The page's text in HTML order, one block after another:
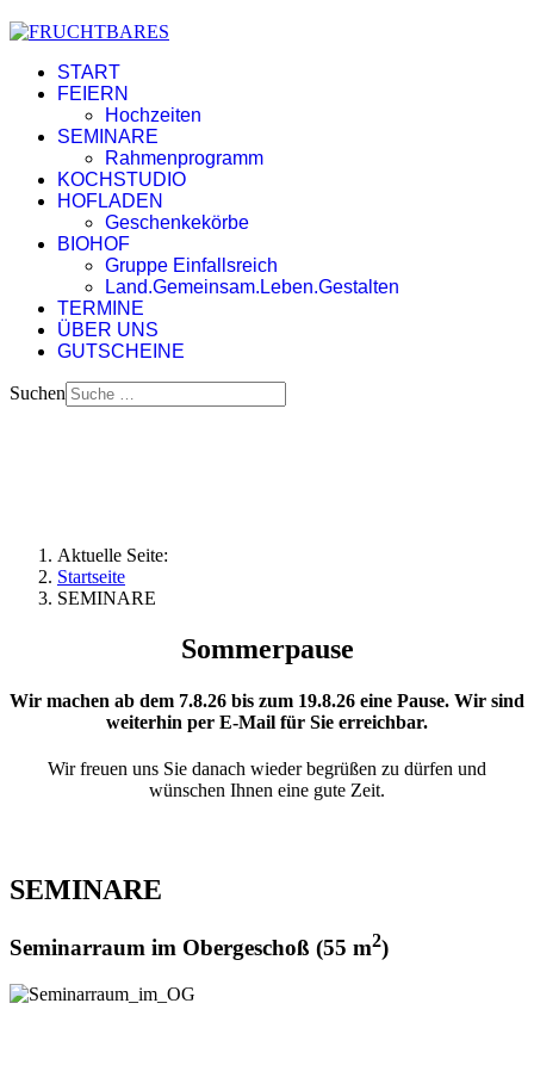
START
FEIERN
Hochzeiten
SEMINARE
Rahmenprogramm
KOCHSTUDIO
HOFLADEN
Geschenkekörbe
BIOHOF
Gruppe Einfallsreich
Land.Gemeinsam.Leben.Gestalten
TERMINE
ÜBER UNS
GUTSCHEINE
Suchen
Aktuelle Seite:
Startseite
SEMINARE
Sommerpause
Wir machen ab dem 7.8.26 bis zum 19.8.26 eine Pause. Wir sind
weiterhin per E-Mail für Sie erreichbar.
Wir freuen uns Sie danach wieder begrüßen zu dürfen und
wünschen Ihnen eine gute Zeit.
SEMINARE
Seminarraum im Obergeschoß (55 m2)